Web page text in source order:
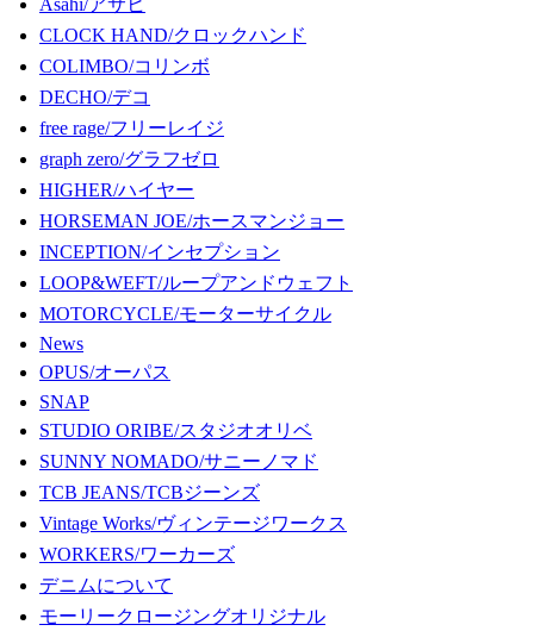
Asahi/アサヒ
CLOCK HAND/クロックハンド
COLIMBO/コリンボ
DECHO/デコ
free rage/フリーレイジ
graph zero/グラフゼロ
HIGHER/ハイヤー
HORSEMAN JOE/ホースマンジョー
INCEPTION/インセプション
LOOP&WEFT/ループアンドウェフト
MOTORCYCLE/モーターサイクル
News
OPUS/オーパス
SNAP
STUDIO ORIBE/スタジオオリベ
SUNNY NOMADO/サニーノマド
TCB JEANS/TCBジーンズ
Vintage Works/ヴィンテージワークス
WORKERS/ワーカーズ
デニムについて
モーリークロージングオリジナル